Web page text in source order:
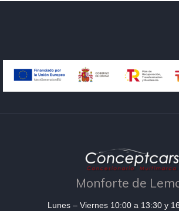
Monforte de
Lunes – Viernes 10:00 a 13:30 y